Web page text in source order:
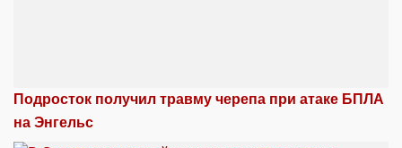
Подросток получил травму черепа при атаке БПЛА
на Энгельс